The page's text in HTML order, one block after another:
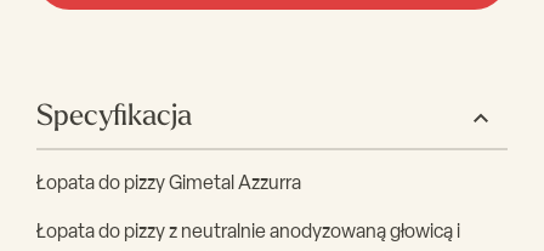
Specyfikacja
Łopata do pizzy Gimetal Azzurra
Łopata do pizzy z neutralnie anodyzowaną głowicą i